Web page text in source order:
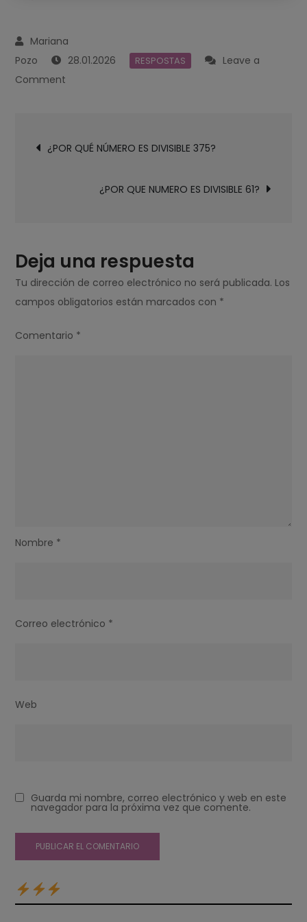
28.01.2026 RESPOSTAS
Leave a
Comment
59
PARADO?
Navegación
de¿POR QUÉ NÚMERO ES DIVISIBLE 375?
¿POR QUE NUMERO ES DIVISIBLE 61?
Deja una respuesta
Tu dirección de correo electrónico no será publicada. Los
campos obligatorios están marcados con *
Comentario *
Nombre *
Correo electrónico *
Web
Guarda mi nombre, correo electrónico y web en este
navegador para la próxima vez que comente.